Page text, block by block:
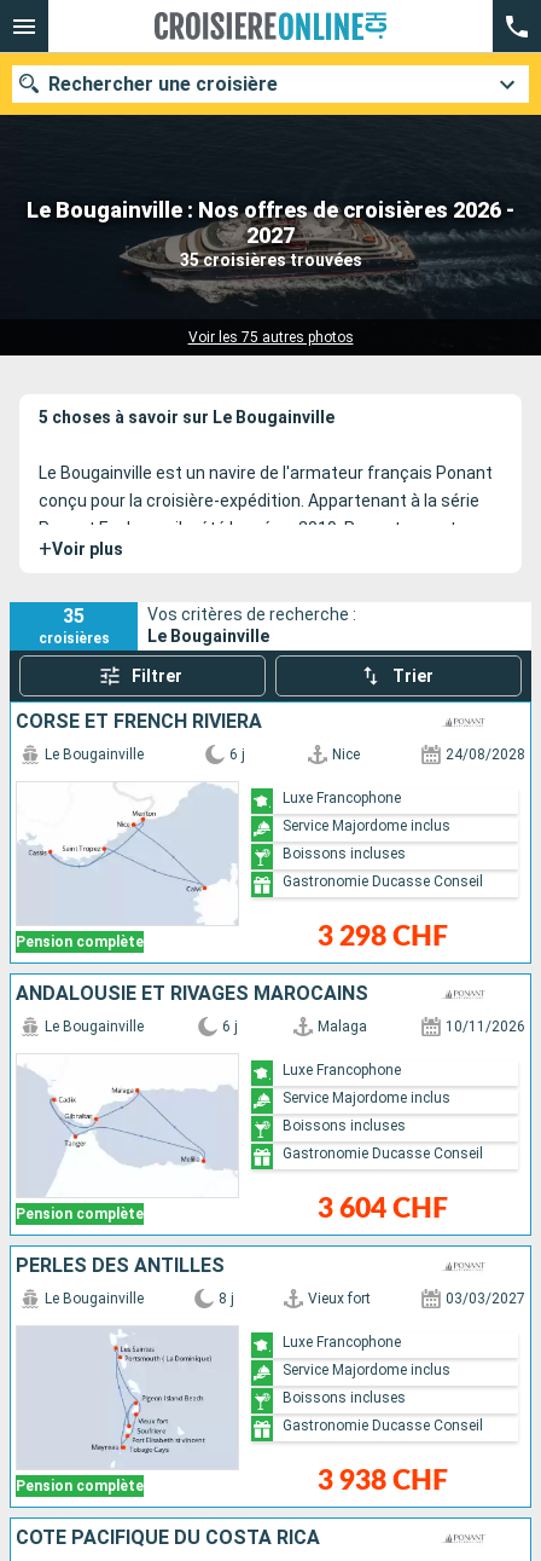
Le Bougainville : Nos offres de croisières 2026 -
2027
35 croisières trouvées
Voir les 75 autres photos
Rechercher une croisière
Nos destinations
Mois de départ
Compagnies
5 choses à savoir sur Le Bougainville
Le Bougainville est un navire de l'armateur français Ponant
conçu pour la croisière-expédition. Appartenant à la série
Ponant Explorers il a été lancé en 2019. Ponant compte
aussi Le Lapérouse
+Voir plus
35
croisières
Vos critères de recherche :
Le Bougainville
Filtrer Trier
CORSE ET FRENCH RIVIERA
Pension complète
Le Bougainville 6 j Nice 24/08/2028
3 298 CHF
Luxe Francophone
Service Majordome inclus
Boissons incluses
Gastronomie Ducasse Conseil
ANDALOUSIE ET RIVAGES MAROCAINS
Pension complète
Le Bougainville 6 j Malaga 10/11/2026
3 604 CHF
Luxe Francophone
Service Majordome inclus
Boissons incluses
Gastronomie Ducasse Conseil
PERLES DES ANTILLES
Pension complète
Le Bougainville 8 j Vieux fort 03/03/2027
3 938 CHF
Luxe Francophone
Service Majordome inclus
Boissons incluses
Gastronomie Ducasse Conseil
CÔTE PACIFIQUE DU COSTA RICA